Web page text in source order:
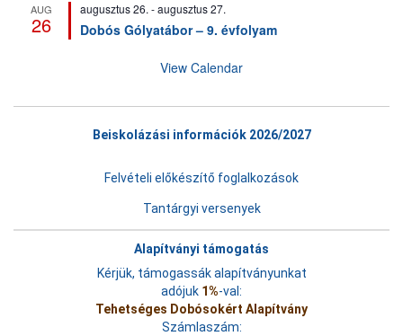
AUG
26
augusztus 26.-augusztus 27.
Dobós Gólyatábor – 9. évfolyam
View Calendar
Beiskolázási információk 2026/2027
Felvételi előkészítő foglalkozások
Tantárgyi versenyek
Alapítványi támogatás
Kérjük, támogassák alapítványunkat
adójuk 1%-val:
Tehetséges Dobósokért Alapítvány
Számlaszám: